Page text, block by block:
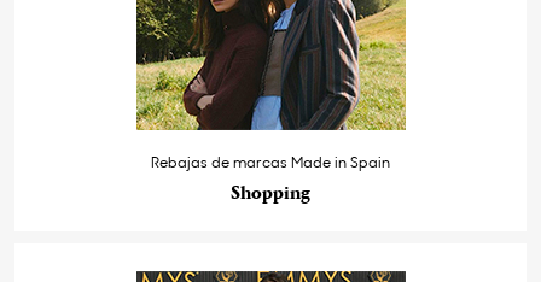
Rebajas de marcas Made in Spain
Shopping